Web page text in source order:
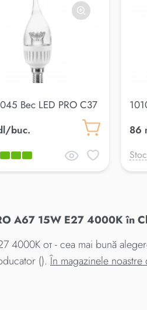
Bec LED PRO C37
Clear 5W E14 3000K
buc. 86
A67 15W E27 4000K în
4000K от - cea mai bună
().În magazinele